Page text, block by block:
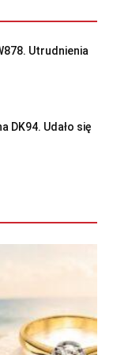
Utrudnienia
DK94. Udało się